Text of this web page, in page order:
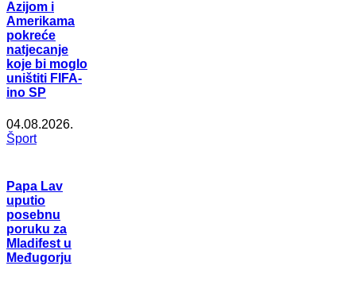
Azijom i
Amerikama
pokreće
natjecanje
koje bi moglo
uništiti FIFA-
ino SP
04.08.2026.
Šport
Papa Lav
uputio
posebnu
poruku za
Mladifest u
Međugorju